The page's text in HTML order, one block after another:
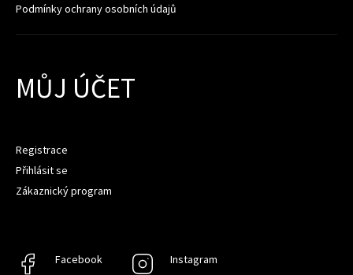
Podmínky ochrany osobních údajů
MŮJ ÚČET
Registrace
Přihlásit se
Zákaznický program
Facebook
Facebook Instagram
Instagram